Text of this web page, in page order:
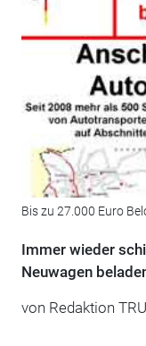
Bis zu 27.000 Euro
Immer wieder
Neuwagen
von Redaktion